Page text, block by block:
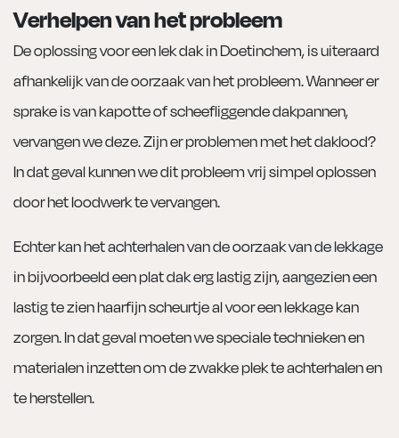
Verhelpen van het probleem
De oplossing voor een lek dak in Doetinchem, is uiteraard
afhankelijk van de oorzaak van het probleem. Wanneer er
sprake is van kapotte of scheefliggende dakpannen,
vervangen we deze. Zijn er problemen met het daklood?
In dat geval kunnen we dit probleem vrij simpel oplossen
door het loodwerk te vervangen.
Echter kan het achterhalen van de oorzaak van de lekkage
in bijvoorbeeld een plat dak erg lastig zijn, aangezien een
lastig te zien haarfijn scheurtje al voor een lekkage kan
zorgen. In dat geval moeten we speciale technieken en
materialen inzetten om de zwakke plek te achterhalen en
te herstellen.